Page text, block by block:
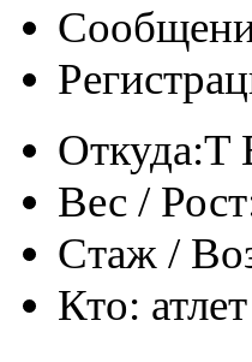
Откуда:T
Вес /
Стаж /
Кто: атлет